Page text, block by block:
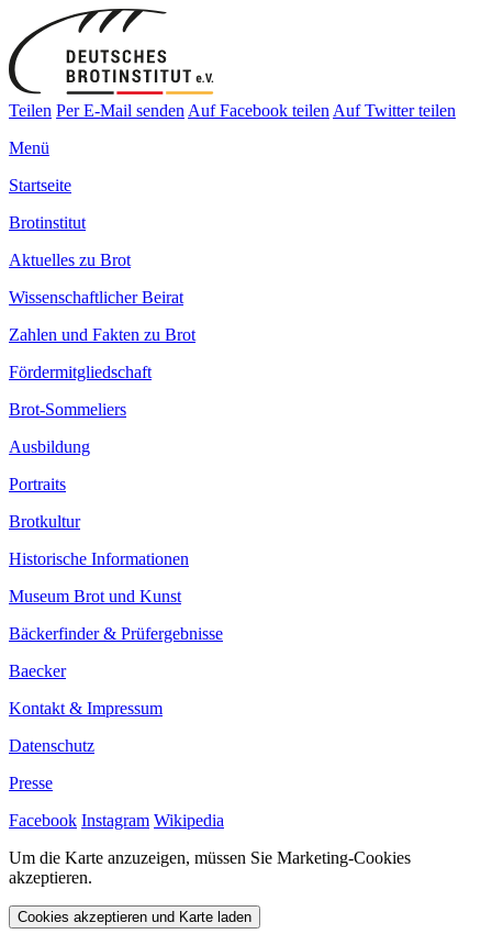
Teilen Per E-Mail senden Auf Facebook teilen Auf Twitter teilen
Menü
Startseite
Brotinstitut
Aktuelles zu Brot
Wissenschaftlicher Beirat
Zahlen und Fakten zu Brot
Fördermitgliedschaft
Brot-Sommeliers
Ausbildung
Portraits
Brotkultur
Historische Informationen
Museum Brot und Kunst
Bäckerfinder & Prüfergebnisse
Baecker
Kontakt & Impressum
Datenschutz
Presse
Facebook Instagram Wikipedia
Um die Karte anzuzeigen, müssen Sie Marketing-Cookies
akzeptieren.
Cookies akzeptieren und Karte laden